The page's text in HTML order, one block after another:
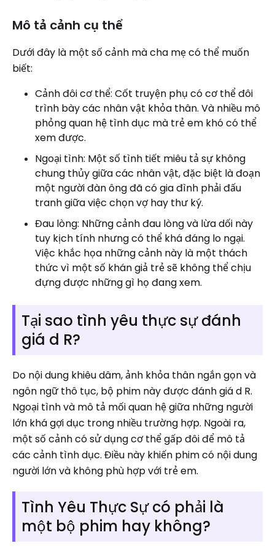
Mô tả cảnh cụ thể
Dưới đây là một số cảnh mà cha mẹ có thể muốn
biết:
Cảnh đôi cơ thể: Cốt truyện phụ có cơ thể đôi
trình bày các nhân vật khỏa thân. Và nhiều mô
phỏng quan hệ tình dục mà trẻ em khó có thể
xem được.
Ngoại tình: Một số tình tiết miêu tả sự không
chung thủy giữa các nhân vật, đặc biệt là đoạn
một người đàn ông đã có gia đình phải đấu
tranh giữa việc chọn vợ hay thư ký.
Đau lòng: Những cảnh đau lòng và lừa dối này
tuy kịch tính nhưng có thể khá đáng lo ngại.
Việc khắc họa những cảnh này là một thách
thức vì một số khán giả trẻ sẽ không thể chịu
đựng được những gì họ đang xem.
Tại sao tình yêu thực sự đánh
giá d R?
Do nội dung khiêu dâm, ảnh khỏa thân ngắn gọn và
ngôn ngữ thô tục, bộ phim này được đánh giá d R.
Ngoại tình và mô tả mối quan hệ giữa những người
lớn khá gợi dục trong nhiều trường hợp. Ngoài ra,
một số cảnh có sử dụng cơ thể gấp đôi để mô tả
các cảnh tình dục. Điều này khiến phim có nội dung
người lớn và không phù hợp với trẻ em.
Tình Yêu Thực Sự có phải là
một bộ phim hay không?